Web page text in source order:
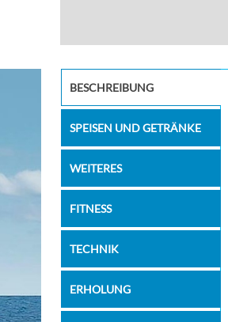
BESCHREIBUNG
SPEISEN UND GETRÄNKE
WEITERES
FITNESS
TECHNIK
ERHOLUNG